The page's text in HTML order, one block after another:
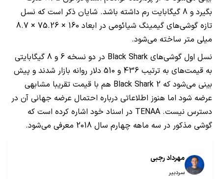
بگیرد و 8 گیگابایت رم داشته باشد. شایان ذکر است که نسل
تازه گوشی‌های گیمینگ شیائومی در ابعاد 160 × 75.26 × 8.7
میلی متر ساخته می‌شود.
نسل اول گوشی‌های Black Shark
در دو نسخه 6 و 8 گیگابایتی
به قیمت‌های به ترتیب 436 و 510 دلار روانه بازار شدند و پیش
بینی می‌شود که Black Shark 2 هم با قیمت تقریبا مشابهی
عرضه شود اما هنوز اطلاعاتی درباره احتمال عرضه جهانی آن در
دسترس نیست. TENAA در اسناد خود اشاره کرده است که
گوشی مذکور در سه ماهه چهارم سال 2018 معرفی می‌شود.
مهرداد رجبی
سردبیر